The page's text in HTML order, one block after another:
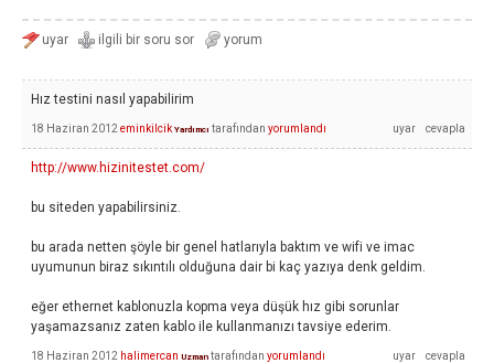
Hız testini nasıl yapabilirim
18 Haziran 2012 eminkilcik Yardımcı tarafından yorumlandı
http://www.hizinitestet.com/
bu siteden yapabilirsiniz.
bu arada netten şöyle bir genel hatlarıyla baktım ve wifi ve imac
uyumunun biraz sıkıntılı olduğuna dair bi kaç yazıya denk geldim.
eğer ethernet kablonuzla kopma veya düşük hız gibi sorunlar
yaşamazsanız zaten kablo ile kullanmanızı tavsiye ederim.
18 Haziran 2012 halimercan Uzman tarafından yorumlandı